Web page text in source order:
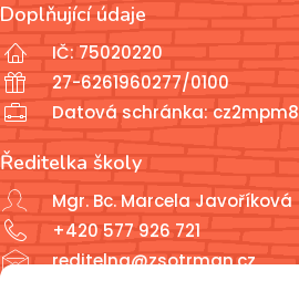
Doplňující údaje
IČ: 75020220
27-6261960277/0100
Datová schránka: cz2mpm8
Ředitelka školy
Mgr. Bc. Marcela Javoříková
+420 577 926 721
reditelna@zsotrman.cz